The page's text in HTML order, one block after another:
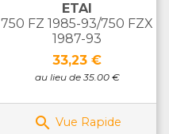
ETAI
750 FZ 1985-93/750 FZX
1987-93
Prix
33,23 €
au lieu de 35.00 €
 Vue Rapide